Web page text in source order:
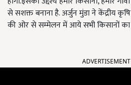
से सशक्त बनाना है. अर्जुन मुंडा ने केंद्रीय
की ओर से सम्मेलन में आये सभी किसानों का
ADVERTISEMENT